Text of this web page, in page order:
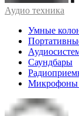
Аудио техника
Умные
Саундбары
Микрофоны